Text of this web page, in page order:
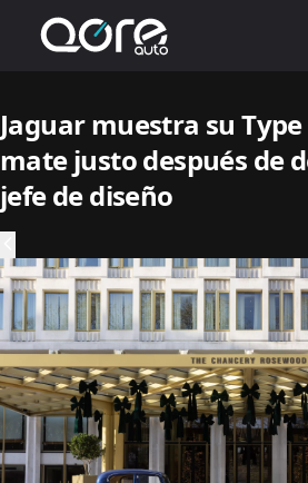
Jaguar muestra su
mate justo después de
jefe de diseño